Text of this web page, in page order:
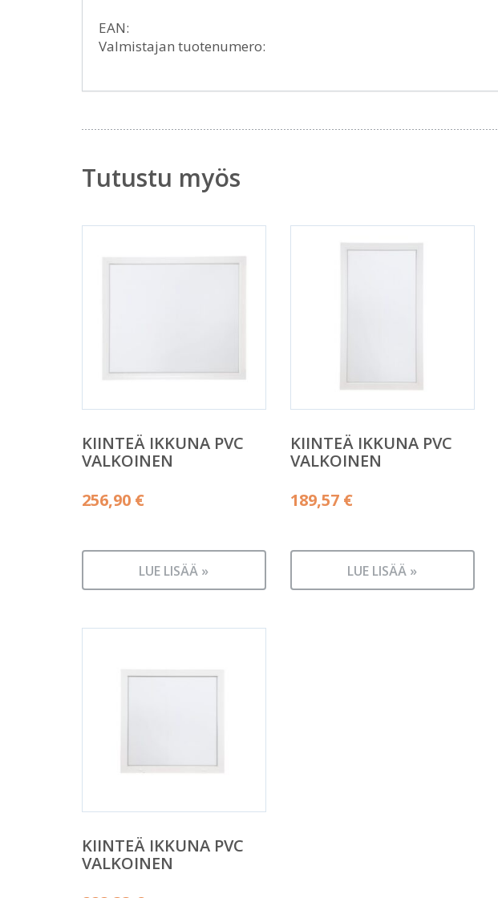
EAN:
Valmistajan tuotenumero:
Tutustu myös
KIINTEÄ IKKUNA PVC
VALKOINEN
256,90 €
LUE LISÄÄ »
KIINTEÄ IKKUNA PVC
VALKOINEN
189,57 €
LUE LISÄÄ »
KIINTEÄ IKKUNA PVC
VALKOINEN